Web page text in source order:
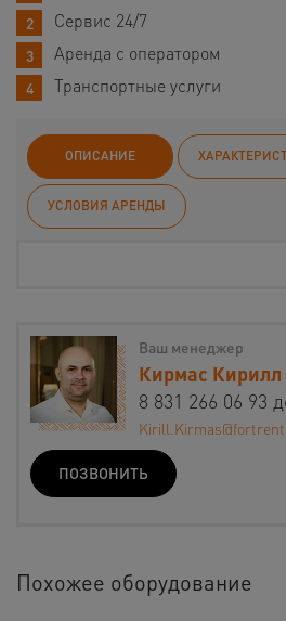
Сервис 24/7
Аренда с оператором
Транспортные услуги
ОПИСАНИЕ
УСЛОВИЯ АРЕНДЫ
Ваш менеджер
Кирмас Кирилл
8 831 266 06 93
ПОЗВОНИТЬ
Похожее оборудование